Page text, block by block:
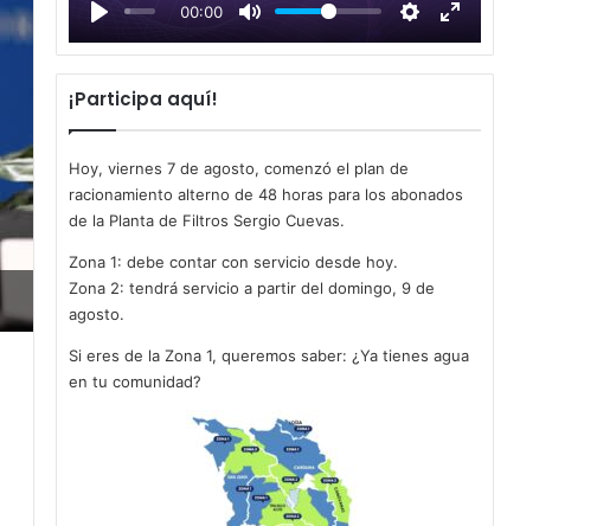
00:00
a
y
¡Participa aquí!
Hoy, viernes 7 de agosto, comenzó el plan de
racionamiento alterno de 48 horas para los abonados
de la Planta de Filtros Sergio Cuevas.
Zona 1: debe contar con servicio desde hoy.
Zona 2: tendrá servicio a partir del domingo, 9 de
agosto.
Si eres de la Zona 1, queremos saber: ¿Ya tienes agua
en tu comunidad?